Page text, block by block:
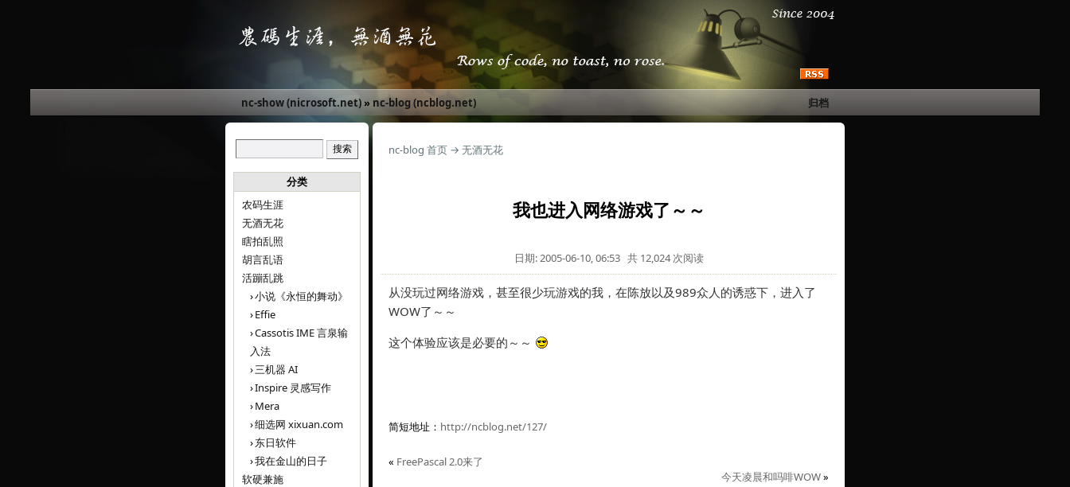
nc-show (nicrosoft.net)» nc-blog (ncblog.net) 归档
分类
农码生涯
无酒无花
瞎拍乱照
胡言乱语
活蹦乱跳
小说《永恒的舞动》
Effie
Cassotis IME 言泉输
入法
三机器 AI
Inspire 灵感写作
Mera
细选网 xixuan.com
东日软件
我在金山的日子
软硬兼施
nc-blog 首页 → 无酒无花
我也进入网络游戏了～～
日期: 2005-06-10, 06:53 共 12,024 次阅读
从没玩过网络游戏，甚至很少玩游戏的我，在陈放以及989众人的诱惑下，进入了
WOW了～～
这个体验应该是必要的～～
简短地址： http://ncblog.net/127/
« FreePascal 2.0来了
今天凌晨和吗啡WOW»